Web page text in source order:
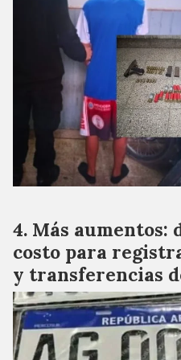
Más aumentos:
costo para
y transferencias